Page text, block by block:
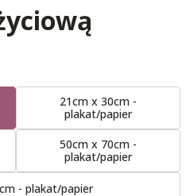
21cm x 30cm -
plakat/papier
50cm x 70cm -
plakat/papier
- plakat/papier